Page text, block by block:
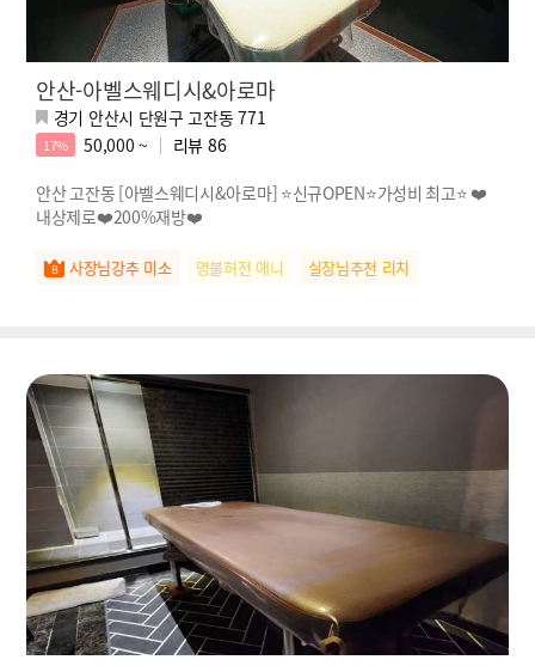
안산-아벨스웨디시&아로마
경기 안산시 단원구 고잔동 771
17% 50,000 ~ 리뷰 86
안산 고잔동 [아벨스웨디시&아로마] ⭐신규OPEN⭐가성비 최고⭐ ❤️
내상제로❤️200%재방❤️
사장님강추 미소 명불허전 애니 실장님추천 리치